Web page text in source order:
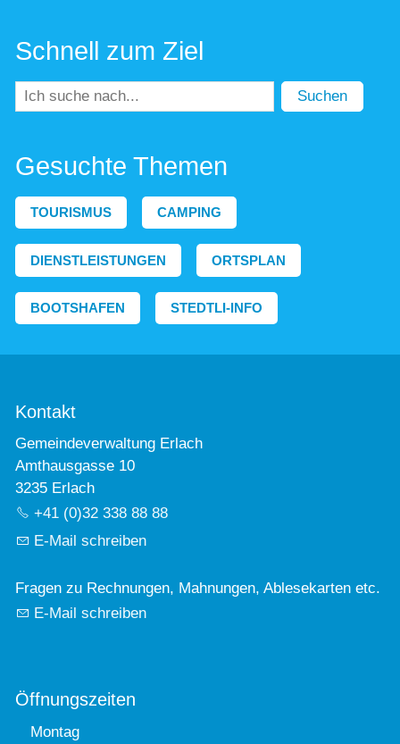
Schnell zum Ziel
Suchen
Gesuchte Themen
TOURISMUS CAMPING
DIENSTLEISTUNGEN ORTSPLAN
BOOTSHAFEN STEDTLI-INFO
Kontakt
Gemeindeverwaltung Erlach
Amthausgasse 10
3235 Erlach
+41 (0)32 338 88 88
E-Mail schreiben
Fragen zu Rechnungen, Mahnungen, Ablesekarten etc.
E-Mail schreiben
Öffnungszeiten
Montag